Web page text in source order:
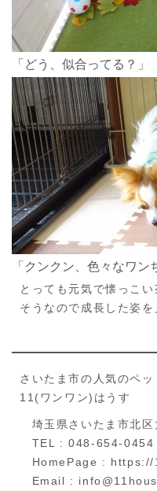
「どう、似合ってる？」
「クンクン、色々なワン
とっても元気で懐っこ
そうなので成長した姿を
さいたま市の人気のペ
11(ワンワン)はうす
埼玉県さいたま市北区
TEL : 048-654-0454
HomePage : https://
Email :